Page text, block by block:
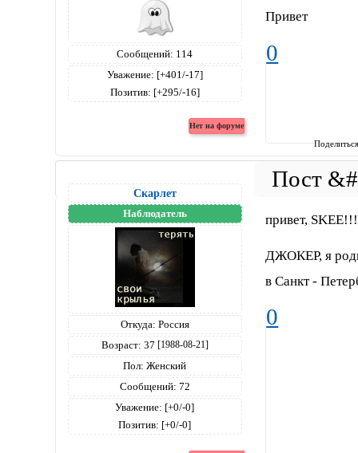
Сообщений: 114
Уважение: [+401/-17]
Позитив: [+295/-16]
Привет
0
Скарлет
Наблюдатель
Откуда: Россия
Возраст: 37 [1988-08-21]
Пол: Женский
Сообщений: 72
Уважение: [+0/-0]
Позитив: [+0/-0]
привет, SKEE!!!
ДЖОКЕР, я
в Санкт -
0